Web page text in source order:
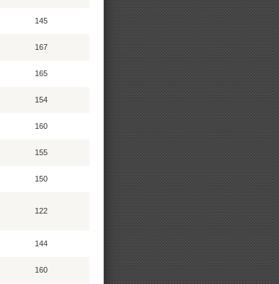
145
167
165
154
160
155
150
122
144
160